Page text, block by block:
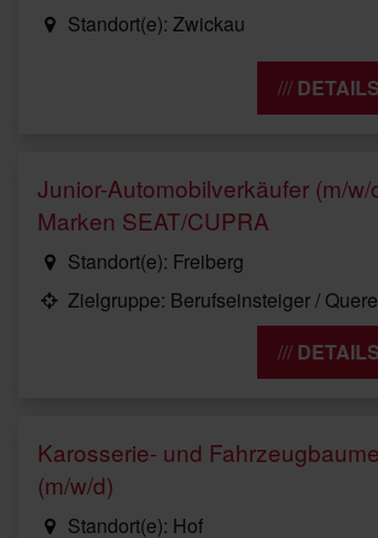
Standort(e): Zwickau
Junior-Automobilverkäufer (m/w/
Marken SEAT/CUPRA
Standort(e): Freiberg
Zielgruppe: Berufseinsteiger /
Karosserie- und
(m/w/d)
Standort(e): Hof